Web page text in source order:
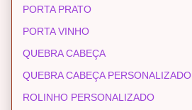
PORTA PRATO
PORTA VINHO
QUEBRA CABEÇA
QUEBRA CABEÇA PERSONALIZADO
ROLINHO PERSONALIZADO